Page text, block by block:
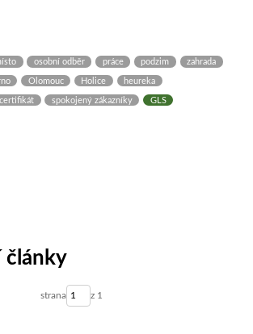
osobní odběr práce podzim zahrada
Olomouc Holice heureka
certifikát spokojený zákazníky GLS
články
strana z 1